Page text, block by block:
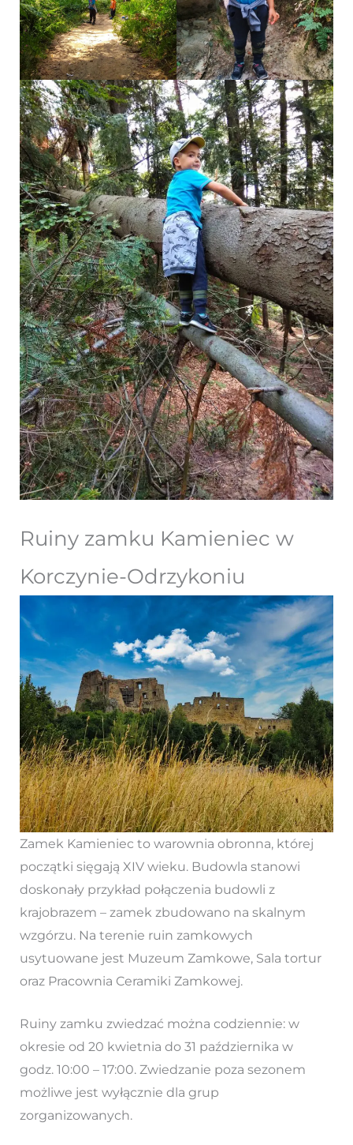
Ruiny zamku Kamieniec w
Korczynie-Odrzykoniu
Zamek Kamieniec to warownia obronna, której
początki sięgają XIV wieku. Budowla stanowi
doskonały przykład połączenia budowli z
krajobrazem – zamek zbudowano na skalnym
wzgórzu. Na terenie ruin zamkowych
usytuowane jest Muzeum Zamkowe, Sala tortur
oraz Pracownia Ceramiki Zamkowej.
Ruiny zamku zwiedzać można codziennie: w
okresie od 20 kwietnia do 31 października w
godz. 10:00 – 17:00. Zwiedzanie poza sezonem
możliwe jest wyłącznie dla grup
zorganizowanych.